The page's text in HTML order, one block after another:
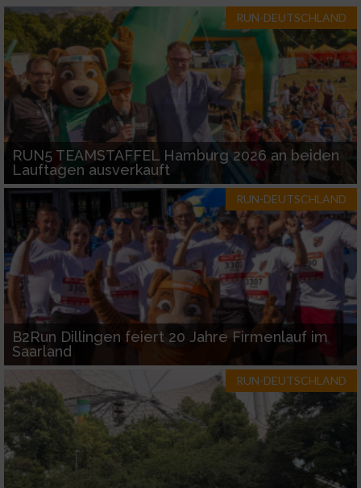
RUN-DEUTSCHLAND
RUN5 TEAMSTAFFEL Hamburg 2026 an beiden
Lauftagen ausverkauft
RUN-DEUTSCHLAND
B2Run Dillingen feiert 20 Jahre Firmenlauf im
Saarland
RUN-DEUTSCHLAND